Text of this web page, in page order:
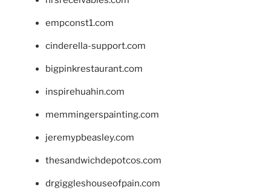
empconst1.com
cinderella-support.com
bigpinkrestaurant.com
inspirehuahin.com
memmingerspainting.com
jeremypbeasley.com
thesandwichdepotcos.com
drgiggleshouseofpain.com